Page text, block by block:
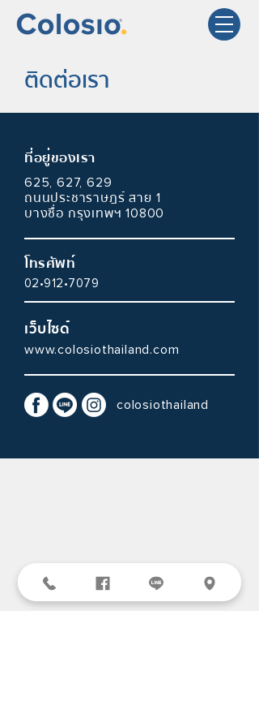
ติดต่อเรา
ที่อยู่ของเรา
625, 627, 629
ถนนประชาราษฎร์ สาย1
บางซื่อ กรุงเทพฯ10800
โทรศัพท์
02•912•7079
เว็บไซด์
www.colosiothailand.com
colosiothailand